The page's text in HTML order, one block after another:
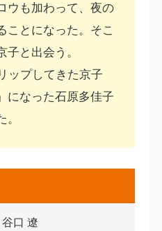
ウも加わって、夜の
ことになった。そこ
と出会う。
ップしてきた京子
になった石原多佳子
谷口 遼